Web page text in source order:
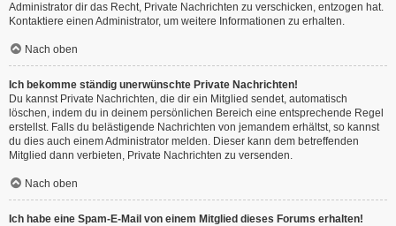
Administrator dir das Recht, Private Nachrichten zu verschicken, entzogen hat.
Kontaktiere einen Administrator, um weitere Informationen zu erhalten.
Nach oben
Ich bekomme ständig unerwünschte Private Nachrichten!
Du kannst Private Nachrichten, die dir ein Mitglied sendet, automatisch
löschen, indem du in deinem persönlichen Bereich eine entsprechende Regel
erstellst. Falls du belästigende Nachrichten von jemandem erhältst, so kannst
du dies auch einem Administrator melden. Dieser kann dem betreffenden
Mitglied dann verbieten, Private Nachrichten zu versenden.
Nach oben
Ich habe eine Spam-E-Mail von einem Mitglied dieses Forums erhalten!